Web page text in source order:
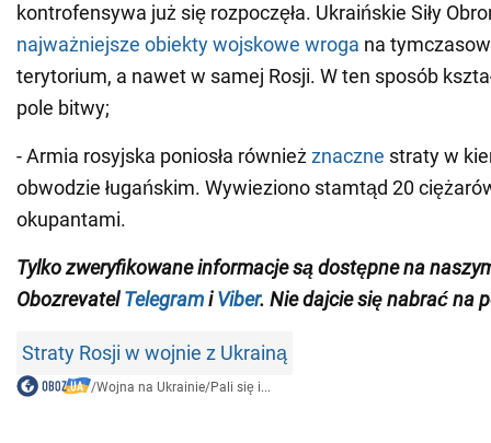
kontrofensywa już się rozpoczęła. Ukraińskie Siły
najważniejsze obiekty wojskowe wroga na
terytorium, a nawet w samej Rosji. W ten sposób
pole bitwy;
- Armia rosyjska poniosła równieżznaczne straty w
obwodzie ługańskim. Wywieziono stamtąd 20
okupantami.
Tylko zweryfikowane informacje są dostępne na
ObozrevatelTelegramiViber. Nie dajcie się nabrać na
Straty Rosji w wojnie z Ukrainą
/Wojna na Ukrainie/Pali się i...